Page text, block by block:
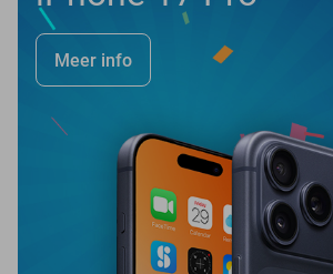
Meer info